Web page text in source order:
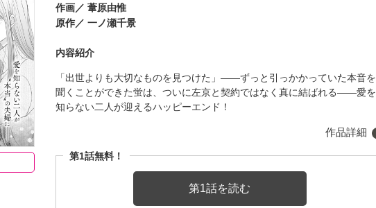
作画／ 葦原由惟
原作／ 一ノ瀬千景
内容紹介
「出世よりも大切なものを見つけた」――ずっと引っかかっていた本音を
聞くことができた蛍は、ついに左京と契約ではなく真に結ばれる――愛を
知らない二人が迎えるハッピーエンド！
作品詳細
第1話無料！
第1話を読む